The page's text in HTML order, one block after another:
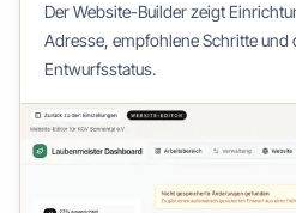
Der Website-Builder zeigt
Adresse, empfohlene Schritte und
Entwurfsstatus.